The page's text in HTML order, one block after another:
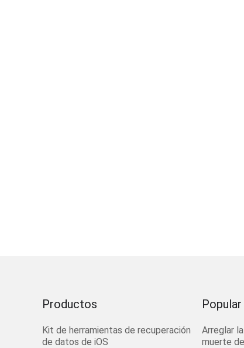
Productos
Kit de herramientas de recuperación
de datos de iOS
Popular
Arreglar
muerte